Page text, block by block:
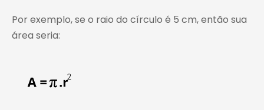
Por exemplo, se o raio do círculo é 5 cm, então sua
área seria: